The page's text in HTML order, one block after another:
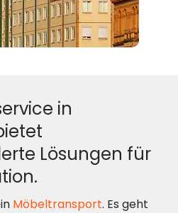
in
Lösungen für
Möbeltransport. Es geht